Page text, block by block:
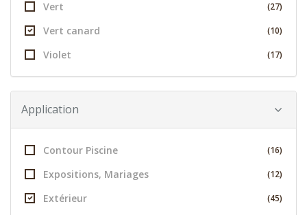
Vert (27)
Vert canard (10)
Violet (17)
Application
Contour Piscine (16)
Expositions, Mariages (12)
Extérieur (45)